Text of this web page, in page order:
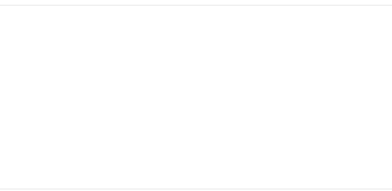
Глобальный сбой в работе банков и авиакомпаний